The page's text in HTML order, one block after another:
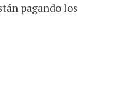
pagando los